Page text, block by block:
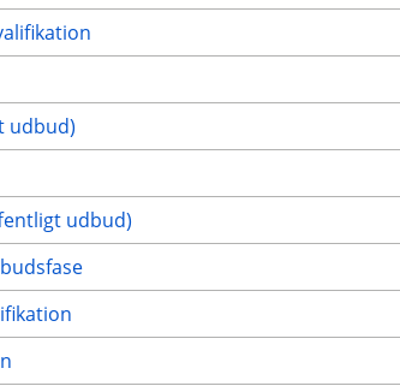
udbud)
udbud)